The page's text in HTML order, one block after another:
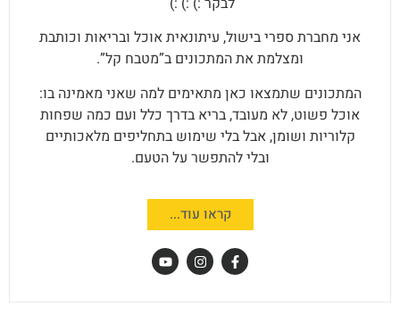
אני מחברת ספרי בישול, עיתונאית אוכל ובריאות וכותבת
ומצלמת את המתכונים ב”מטבח קל”.
המתכונים שתמצאו כאן מתאימים למה שאני מאמינה בו:
אוכל פשוט, לא מעובד, בריא בדרך כלל ועם כמה שפחות
קלוריות ושומן, אבל בלי שימוש בתחליפים מלאכותיים
ובלי להתפשר על הטעם.
קראו עוד...